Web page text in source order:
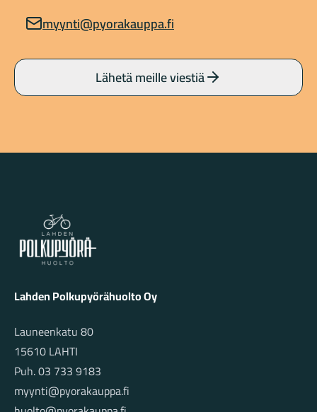
myynti@pyorakauppa.fi
Lähetä meille viestiä
Lahden Polkupyörähuolto - etusivulle
Lahden Polkupyörähuolto Oy
Launeenkatu 80
15610 LAHTI
Puh. 03 733 9183
myynti@pyorakauppa.fi